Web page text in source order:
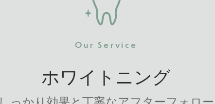
Our Service
ホワイトニング